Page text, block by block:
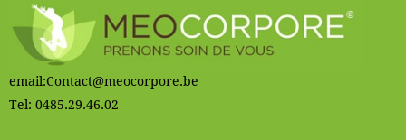
email:Contact@meocorpore.be
Tel: 0485.29.46.02